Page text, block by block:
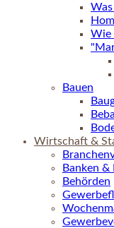
Wie
Bauen
Wirtschaft &
Banken &
Behörden